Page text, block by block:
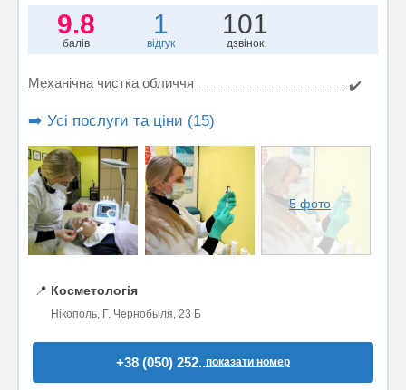
9.8
балів
1
відгук
101
дзвінок
Механічна чистка обличчя ✔️
➡️ Усі послуги та ціни (15)
5 фото
📍 Косметологія
Нікополь, Г. Чернобыля, 23 Б
+38 (050) 252..показати номер